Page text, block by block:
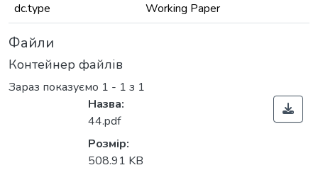
dc.type
Working Paper
Файли
Контейнер файлів
Зараз показуємо 1 - 1 з 1
Назва:
44.pdf
Розмір:
508.91 KB